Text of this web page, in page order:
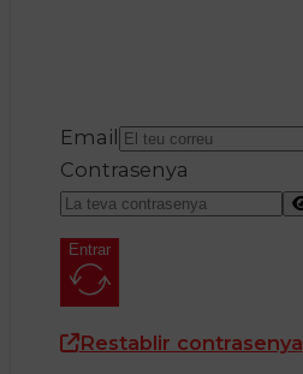
Email
Contrasenya
Entrar
Restablir contrasenya